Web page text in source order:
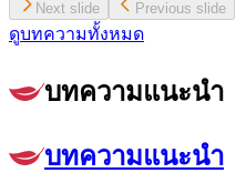
Next slide Previous slide
ดูบทความทั้งหมด
บทความแนะนำ
บทความแนะนำ